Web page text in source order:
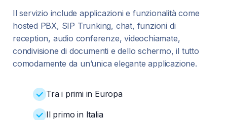
Il servizio include applicazioni e funzionalità come
hosted PBX, SIP Trunking, chat, funzioni di
reception, audio conferenze, videochiamate,
condivisione di documenti e dello schermo, il tutto
comodamente da un’unica elegante applicazione.
Tra i primi in Europa
Il primo in Italia